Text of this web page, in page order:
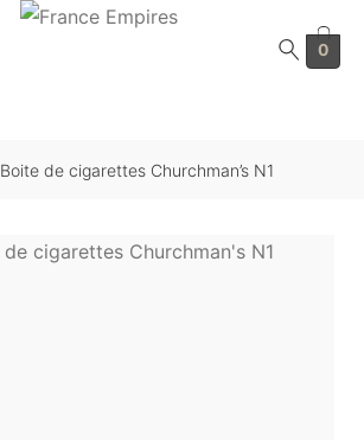
0
Boite de cigarettes Churchman’s N1